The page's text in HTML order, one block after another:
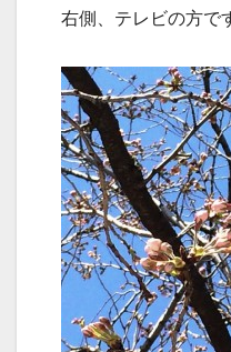
右側、テレビの方で